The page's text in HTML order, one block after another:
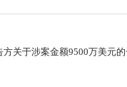
关于涉案金额9500万美元